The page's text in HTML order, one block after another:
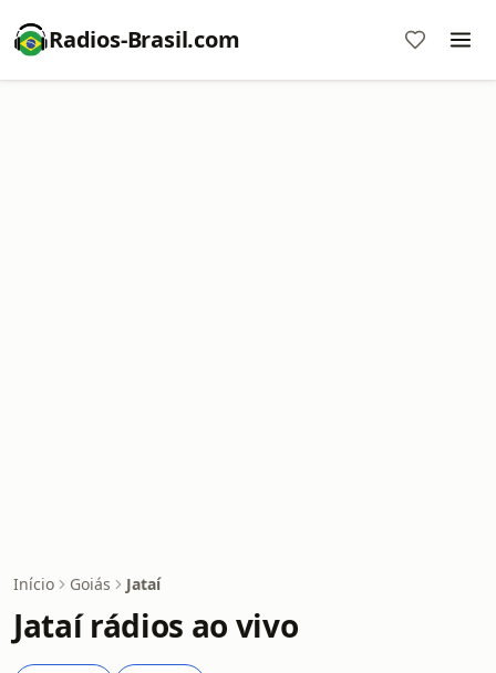
Radios-Brasil.com
Início Goiás Jataí
Jataí rádios ao vivo